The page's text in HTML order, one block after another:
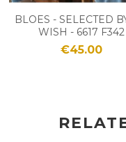
BLOES - SELECTED
WISH - 6617 F342
€45.00